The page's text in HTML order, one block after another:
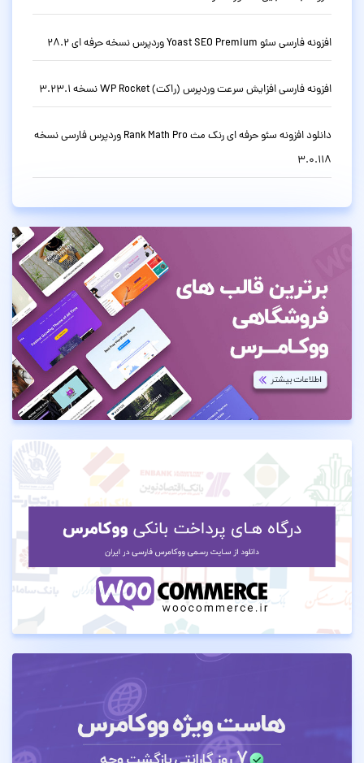
افزونه فارسی سئو Yoast SEO Premium وردپرس نسخه حرفه ای 28.2
افزونه فارسی افزایش سرعت وردپرس (راکت) WP Rocket نسخه 3.23.1
دانلود افزونه سئو حرفه ای رنک مث Rank Math Pro وردپرس فارسی نسخه
3.0.118